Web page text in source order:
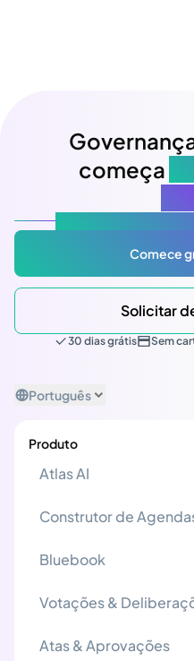
começa
Comece
Solicitar
30 dias grátis Sem
Português
Produto
Atlas AI
Construtor de
Bluebook
Votações &
Atas & Aprovações